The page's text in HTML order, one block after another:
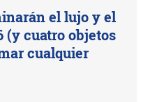
el lujo y el
(y cuatro objetos
cualquier